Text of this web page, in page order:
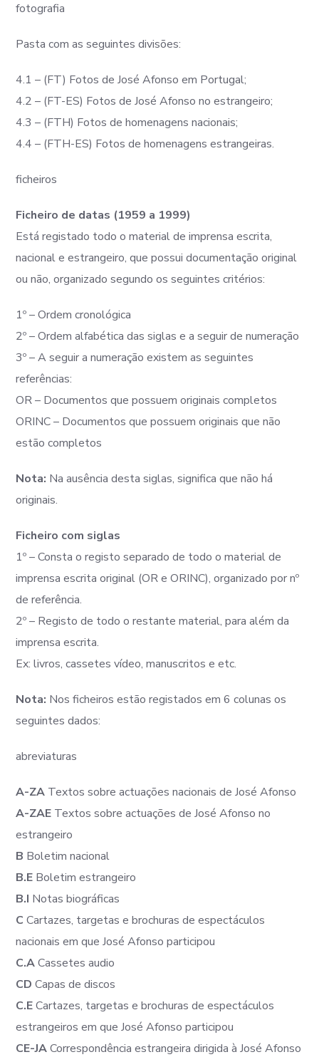
fotografia
Pasta com as seguintes divisões:
4.1 – (FT) Fotos de José Afonso em Portugal;
4.2 – (FT-ES) Fotos de José Afonso no estrangeiro;
4.3 – (FTH) Fotos de homenagens nacionais;
4.4 – (FTH-ES) Fotos de homenagens estrangeiras.
ficheiros
Ficheiro de datas (1959 a 1999)
Está registado todo o material de imprensa escrita,
nacional e estrangeiro, que possui documentação original
ou não, organizado segundo os seguintes critérios:
1º – Ordem cronológica
2º – Ordem alfabética das siglas e a seguir de numeração
3º – A seguir a numeração existem as seguintes
referências:
OR – Documentos que possuem originais completos
ORINC – Documentos que possuem originais que não
estão completos
Nota: Na ausência desta siglas, significa que não há
originais.
Ficheiro com siglas
1º – Consta o registo separado de todo o material de
imprensa escrita original (OR e ORINC), organizado por nº
de referência.
2º – Registo de todo o restante material, para além da
imprensa escrita.
Ex: livros, cassetes vídeo, manuscritos e etc.
Nota: Nos ficheiros estão registados em 6 colunas os
seguintes dados:
abreviaturas
A-ZA Textos sobre actuações nacionais de José Afonso
A-ZAE Textos sobre actuações de José Afonso no
estrangeiro
B Boletim nacional
B.E Boletim estrangeiro
B.I Notas biográficas
C Cartazes, targetas e brochuras de espectáculos
nacionais em que José Afonso participou
C.ACassetes audio
CD Capas de discos
C.ECartazes, targetas e brochuras de espectáculos
estrangeiros em que José Afonso participou
CE-JACorrespondência estrangeira dirigida à José Afonso